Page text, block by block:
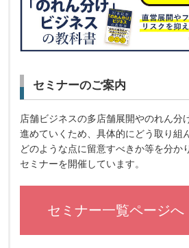
セミナーのご案内
店舗ビジネスの多店舗展開やのれん分
進めていくため、具体的にどう取り組
どのような点に留意すべきか等を分か
セミナーを開催しています。
セミナー一覧ページへ